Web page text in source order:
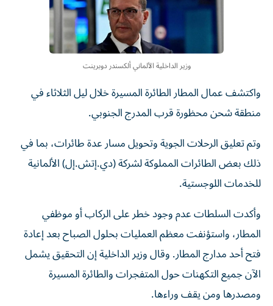
وزير الداخلية الألماني ألكسندر دوبرينت
واكتشف عمال المطار الطائرة المسيرة خلال ليل الثلاثاء في
منطقة شحن محظورة قرب المدرج الجنوبي.
وتم تعليق الرحلات الجوية وتحويل مسار عدة طائرات، بما في
ذلك بعض الطائرات المملوكة لشركة (دي.إتش.إل) ​الألمانية
للخدمات اللوجستية.
وأكدت السلطات عدم وجود خطر على الركاب ‌أو موظفي
المطار، واستؤنفت معظم العمليات بحلول الصباح بعد إعادة
فتح أحد مدارج المطار. وقال وزير الداخلية إن التحقيق يشمل
الآن جميع التكهنات ⁠حول المتفجرات والطائرة المسيرة
ومصدرها ومن يقف وراءها.